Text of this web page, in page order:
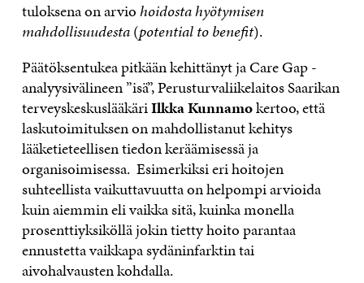
tuloksena on arviohoidosta hyötymisen
mahdollisuudesta(potential to benefit).
Päätöksentukea pitkään kehittänyt ja Care Gap -
analyysivälineen ”isä”, Perusturvaliikelaitos Saarikan
terveyskeskuslääkäriIlkka Kunnamokertoo, että
laskutoimituksen on mahdollistanut kehitys
lääketieteellisen tiedon keräämisessä ja
organisoimisessa. Esimerkiksi eri hoitojen
suhteellista vaikuttavuutta on helpompi arvioida
kuin aiemmin eli vaikka sitä, kuinka monella
prosenttiyksiköllä jokin tietty hoito parantaa
ennustetta vaikkapa sydäninfarktin tai
aivohalvausten kohdalla.